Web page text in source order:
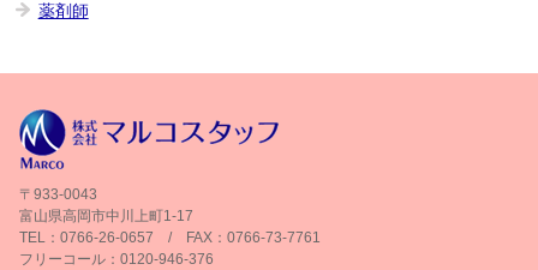
薬剤師
〒933-0043
富山県高岡市中川上町1-17
TEL：0766-26-0657 / FAX：0766-73-7761
フリーコール：0120-946-376